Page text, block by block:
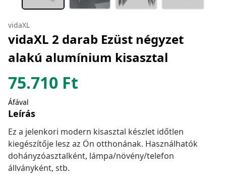
vidaXL
vidaXL 2 darab Ezüst négyzet
alakú alumínium kisasztal
75.710 Ft
Áfával
Leírás
Ez a jelenkori modern kisasztal készlet időtlen
kiegészítője lesz az Ön otthonának. Használhatók
dohányzóasztalként, lámpa/növény/telefon
állványként, stb.